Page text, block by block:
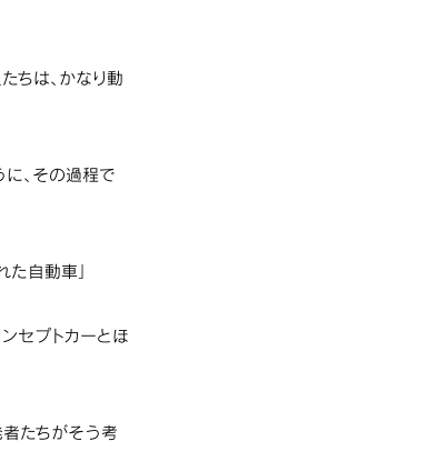
ちは、かなり動
、その過程で
自動車」
セプトカーとほ
たちがそう考